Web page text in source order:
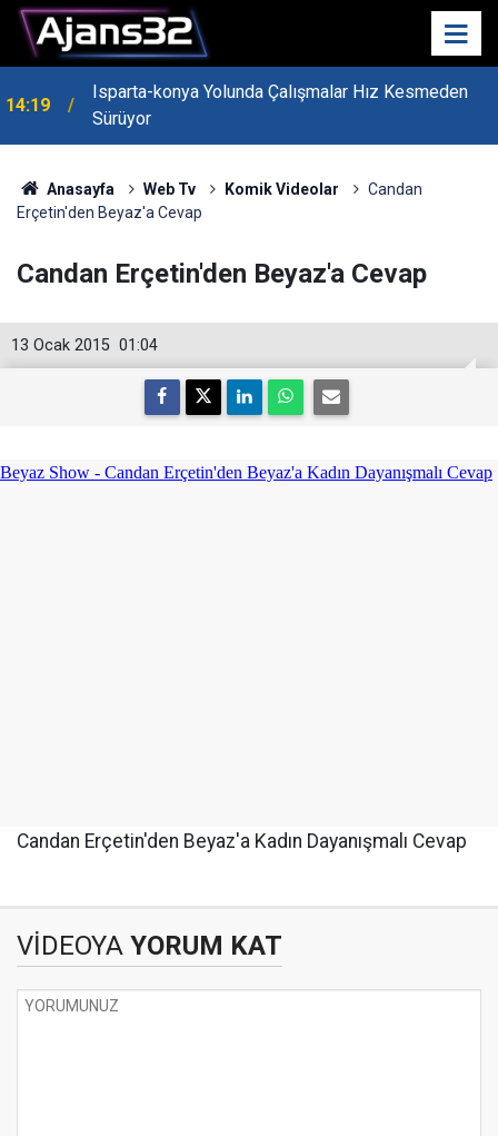
14:19
Isparta-konya Yolunda Çalışmalar Hız Kesmeden
Sürüyor
Anasayfa Web Tv Komik Videolar
Candan
Erçetin'den Beyaz'a Cevap
Candan Erçetin'den Beyaz'a Cevap
01:04
13 Ocak 2015
Candan Erçetin'den Beyaz'a Kadın Dayanışmalı Cevap
VİDEOYA YORUM KAT